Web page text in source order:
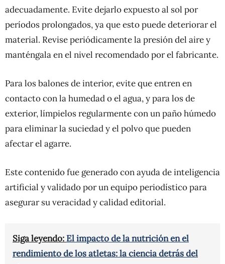
adecuadamente. Evite dejarlo expuesto al sol por
períodos prolongados, ya que esto puede deteriorar el
material. Revise periódicamente la presión del aire y
manténgala en el nivel recomendado por el fabricante.
Para los balones de interior, evite que entren en
contacto con la humedad o el agua, y para los de
exterior, límpielos regularmente con un paño húmedo
para eliminar la suciedad y el polvo que pueden
afectar el agarre.
Este contenido fue generado con ayuda de inteligencia
artificial y validado por un equipo periodístico para
asegurar su veracidad y calidad editorial.
Siga leyendo: El impacto de la nutrición en el
rendimiento de los atletas: la ciencia detrás del